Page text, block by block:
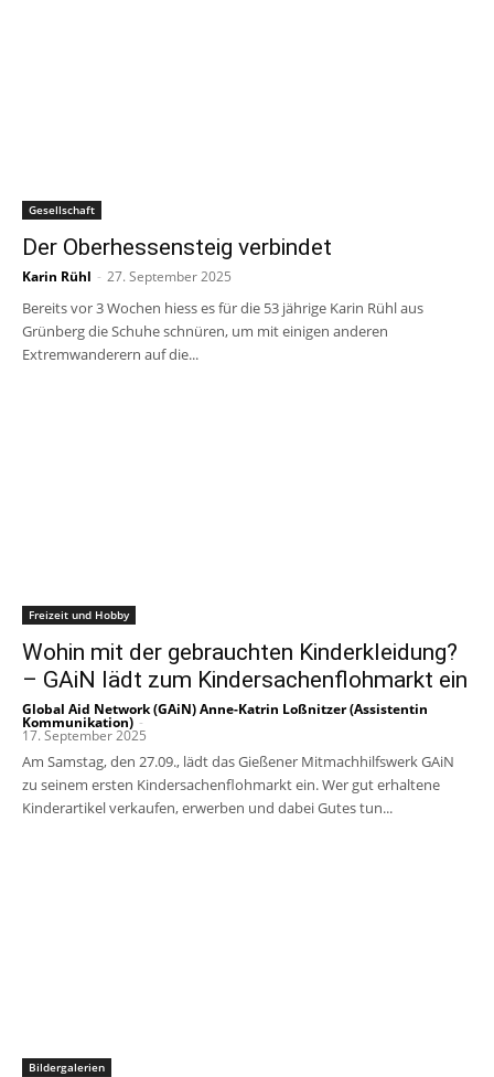
Gesellschaft
Der Oberhessensteig verbindet
Karin Rühl - 27. September 2025
Bereits vor 3 Wochen hiess es für die 53 jährige Karin Rühl aus
Grünberg die Schuhe schnüren, um mit einigen anderen
Extremwanderern auf die...
Freizeit und Hobby
Wohin mit der gebrauchten Kinderkleidung?
– GAiN lädt zum Kindersachenflohmarkt ein
Global Aid Network (GAiN) Anne-Katrin Loßnitzer (Assistentin
Kommunikation) -
17. September 2025
Am Samstag, den 27.09., lädt das Gießener Mitmachhilfswerk GAiN
zu seinem ersten Kindersachenflohmarkt ein. Wer gut erhaltene
Kinderartikel verkaufen, erwerben und dabei Gutes tun...
Bildergalerien